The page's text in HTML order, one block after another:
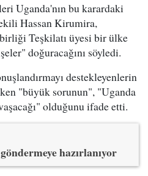
Uganda'nın bu karardaki
Hassan Kirumira,
Teşkilatı üyesi bir ülke
doğuracağını söyledi.
destekleyenlerin
"büyük sorunun", "Uganda
olduğunu ifade etti.
hazırlanıyor